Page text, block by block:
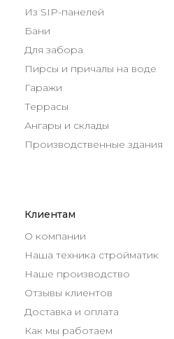
Из SIP-панелей
Бани
Для забора
Пирсы и причалы на воде
Гаражи
Террасы
Ангары и склады
Производственные здания
Клиентам
О компании
Наша техника стройматик
Наше производство
Отзывы клиентов
Доставка и оплата
Как мы работаем